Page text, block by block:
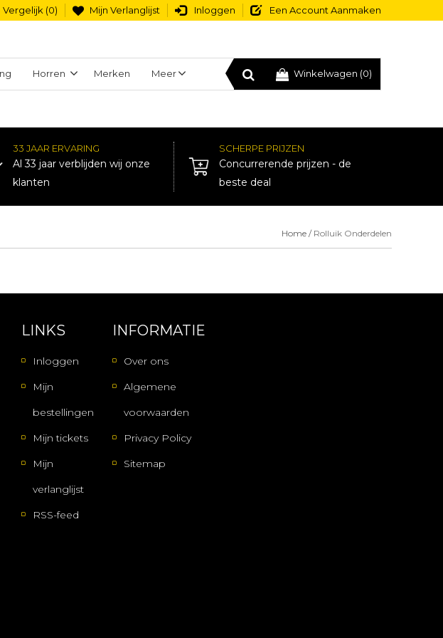
Vergelijk (0) Mijn Verlanglijst Inloggen Een Account Aanmaken
Winkelwagen (0)
Horren Merken Meer
33 JAAR ERVARING
Al 33 jaar verblijden wij onze
klanten
SCHERPE PRIJZEN
Concurrerende prijzen - de
beste deal
Home / Rolluik Onderdelen
LINKS
Inloggen
Mijn
bestellingen
Mijn tickets
Mijn
verlanglijst
RSS-feed
INFORMATIE
Over ons
Algemene
voorwaarden
Privacy Policy
Sitemap